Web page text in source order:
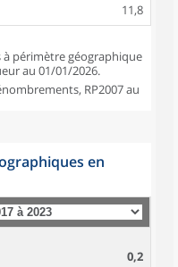
11,8
à périmètre géographique
au 01/01/2026.
RP2007 au
en
0,2